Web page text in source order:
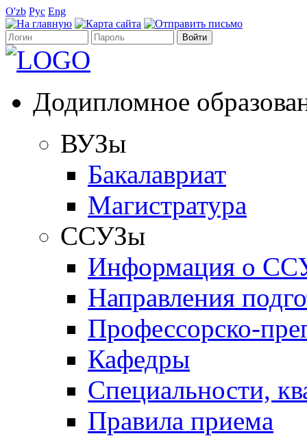
O'zb Рус Eng
Додипломное
ВУЗы
Бакалавриат
Магистратура
ССУЗы
Информация о
Направления
Профессорско-
Кафедры
Специальности,
Правила приема